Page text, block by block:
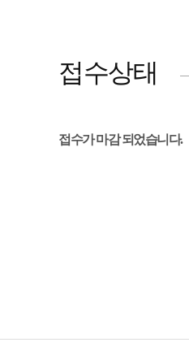
접수상태
접수가 마감 되었습니다.